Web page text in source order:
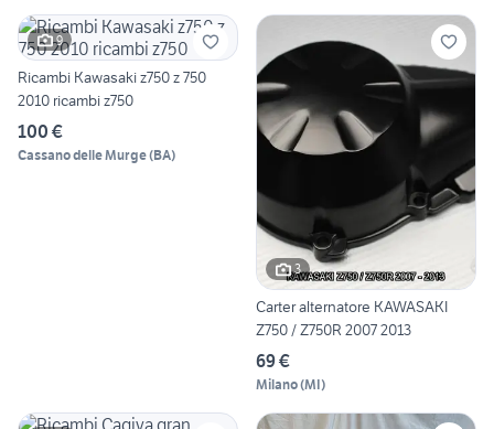
9
Ricambi Kawasaki z750 z 750
2010 ricambi z750
100 €
Cassano delle Murge(BA)
3
Carter alternatore KAWASAKI
Z750 / Z750R 2007 2013
69 €
Milano(MI)